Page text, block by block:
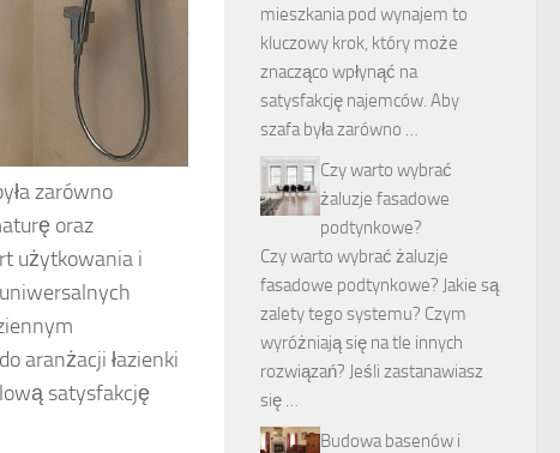
zarówno
oraz
użytkowania i
aranżacji łazienki
satysfakcję
mieszkania pod wynajem to
kluczowy krok, który może
znacząco wpłynąć na
satysfakcję najemców. Aby
szafa była zarówno …
Czy warto wybrać
żaluzje fasadowe
podtynkowe?
Czy warto wybrać żaluzje
fasadowe podtynkowe? Jakie są
zalety tego systemu? Czym
wyróżniają się na tle innych
rozwiązań? Jeśli zastanawiasz
się …
Budowa basenów i